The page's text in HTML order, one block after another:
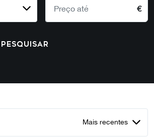
€
PESQUISAR
Mais recentes